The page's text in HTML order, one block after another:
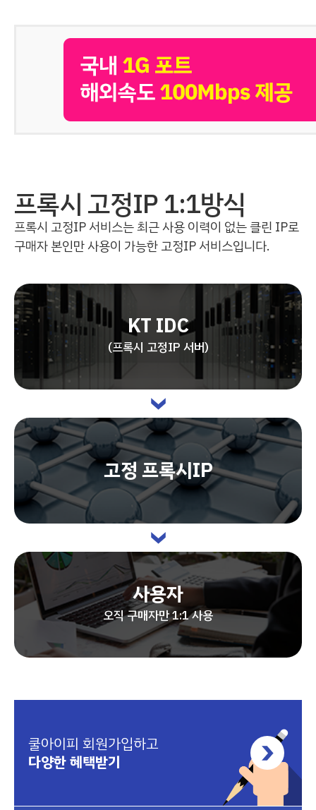
프록시 고정IP 1:1방식
프록시 고정IP 서비스는 최근 사용 이력이 없는 클린 IP로
구매자 본인만 사용이 가능한 고정IP 서비스입니다.
KT IDC
(프록시 고정IP 서버)
고정 프록시IP
사용자
오직 구매자만 1:1 사용
쿨아이피 회원가입하고
다양한 혜택받기